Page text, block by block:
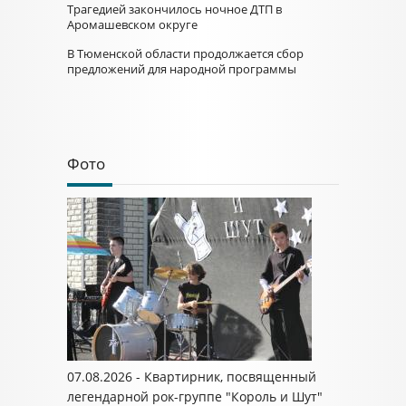
Трагедией закончилось ночное ДТП в
Аромашевском округе
В Тюменской области продолжается сбор
предложений для народной программы
Фото
07.08.2026 - Квартирник, посвященный
легендарной рок-группе "Король и Шут"